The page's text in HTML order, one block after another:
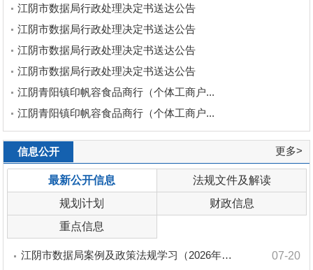
江阴市数据局行政处理决定书送达公告
江阴市数据局行政处理决定书送达公告
江阴市数据局行政处理决定书送达公告
江阴市数据局行政处理决定书送达公告
江阴青阳镇印帆容食品商行（个体工商户...
江阴青阳镇印帆容食品商行（个体工商户...
信息公开 更多>
最新公开信息
法规文件及解读
规划计划
财政信息
重点信息
江阴市数据局案例及政策法规学习（2026年第七期）
07-20